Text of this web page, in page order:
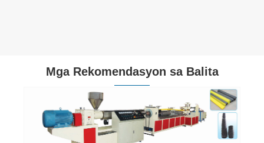
Mga Rekomendasyon sa Balita